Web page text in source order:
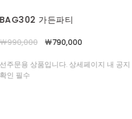
PT655 | 배색 스트라이프 밴딩 통
여름부터 중가을까지 쭈욱- 상의에 따라 캐